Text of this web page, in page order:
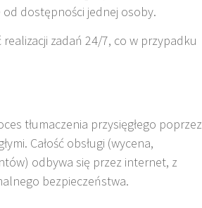
od dostępności jednej osoby.
zadań 24/7, co w przypadku
tłumaczenia przysięgłego poprzez
Całość obsługi (wycena,
odbywa się przez internet, z
bezpieczeństwa.